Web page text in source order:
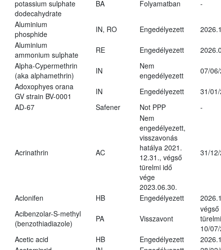
potassium sulphate
dodecahydrate
BA Folyamatban -
Aluminium
phosphide
IN, RO Engedélyezett
Aluminium
ammonium sulphate
RE Engedélyezett
Alpha-Cypermethrin
(aka alphamethrin)
IN
Nem
engedélyezett
07/
Adoxophyes orana
GV strain BV-0001
IN Engedélyezett
31/
AD-67
Safener Not PPP -
Acrinathrin AC
Nem
engedélyezett,
visszavonás
hatálya 2021.
12.31., végső
türelmi idő
vége
2023.06.30.
31/
Aclonifen HB Engedélyezett
Acibenzolar-S-methyl
(benzothiadiazole)
PA Visszavont
végső
10/
Acetic acid
HB Engedélyezett